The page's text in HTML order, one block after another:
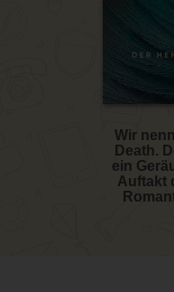
Wir
Death.
ein
Auftakt